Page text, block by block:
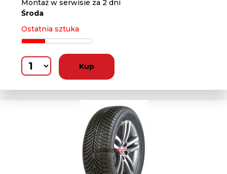
Montaż w serwisie za 2 dni
Środa
Ostatnia sztuka
Kup